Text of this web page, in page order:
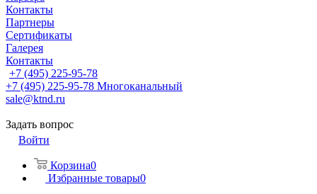
Контакты
Партнеры
Сертификаты
Галерея
Контакты
+7 (495) 225-95-78
+7 (495) 225-95-78 Многоканальный
sale@ktnd.ru
Задать вопрос
Войти
Корзина0
Избранные товары0